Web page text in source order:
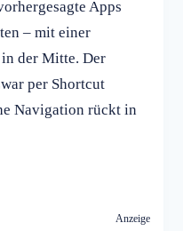
Apps
– mit einer
der Mitte. Der
per Shortcut
Navigation rückt in
Anzeige